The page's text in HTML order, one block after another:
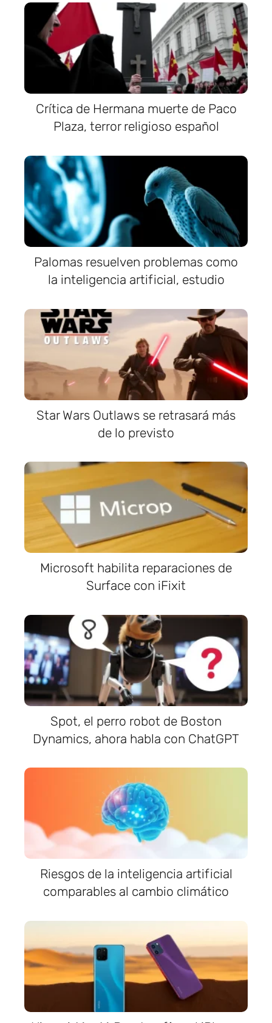
Crítica de Hermana muerte de Paco
Plaza, terror religioso español
Palomas resuelven problemas como
la inteligencia artificial, estudio
Star Wars Outlaws se retrasará más
de lo previsto
Microsoft habilita reparaciones de
Surface con iFixit
Spot, el perro robot de Boston
Dynamics, ahora habla con ChatGPT
Riesgos de la inteligencia artificial
comparables al cambio climático